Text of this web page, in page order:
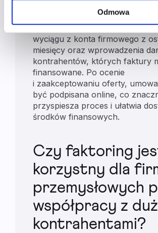
Odmowa
prosty i odbywa się online.
wypełnienia wniosku,
wyciągu z konta firmowego z
miesięcy oraz wprowadzenia
kontrahentów, których faktury
finansowane. Po ocenie
i zaakceptowaniu oferty,
być podpisana online, co
przyspiesza proces i ułatwia
środków finansowych.
Czy faktoring
korzystny dla
przemysłowych
współpracy z
kontrahentami?